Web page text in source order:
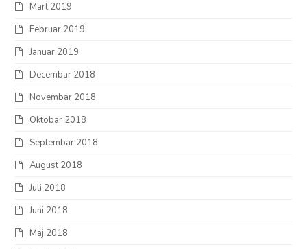
Mart 2019
Februar 2019
Januar 2019
Decembar 2018
Novembar 2018
Oktobar 2018
Septembar 2018
August 2018
Juli 2018
Juni 2018
Maj 2018